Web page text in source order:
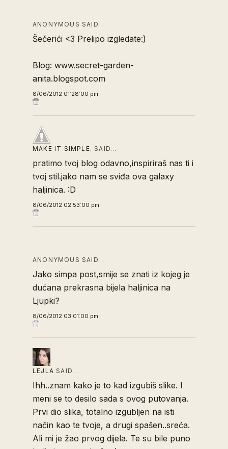
ANONYMOUS SAID…
Šečerići <3 Prelipo izgledate:)
Blog: www.secret-garden-
anita.blogspot.com
8/06/2012 01:28:00 pm
MAKE IT SIMPLE. SAID…
pratimo tvoj blog odavno,inspiriraš nas ti i
tvoj stil.jako nam se sviđa ova galaxy
haljinica. :D
8/06/2012 02:53:00 pm
ANONYMOUS SAID…
Jako simpa post,smije se znati iz kojeg je
dućana prekrasna bijela haljinica na
Ljupki?
8/06/2012 03:01:00 pm
LEJLA SAID…
Ihh..znam kako je to kad izgubiš slike. I
meni se to desilo sada s ovog putovanja.
Prvi dio slika, totalno izgubljen na isti
način kao te tvoje, a drugi spašen..sreća.
Ali mi je žao prvog dijela. Te su bile puno